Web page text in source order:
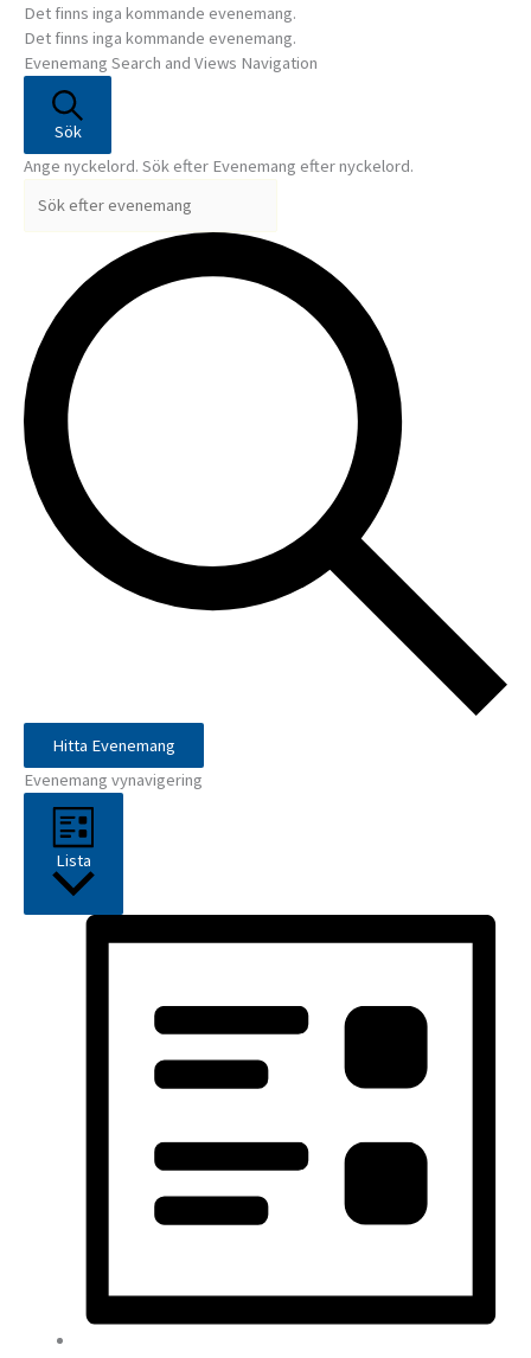
Det finns inga kommande evenemang.
Det finns inga kommande evenemang.
Evenemang Search and Views Navigation
Sök
Ange nyckelord. Sök efter Evenemang efter nyckelord.
Hitta Evenemang
Evenemang vynavigering
Lista